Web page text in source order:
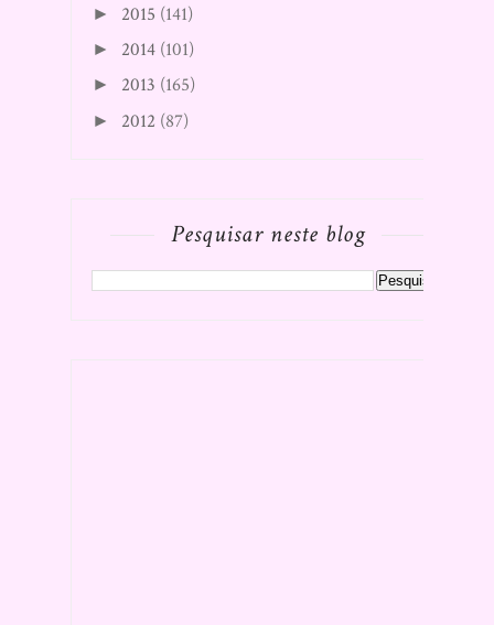
► 2015 (141)
► 2014 (101)
► 2013 (165)
► 2012 (87)
Pesquisar neste blog